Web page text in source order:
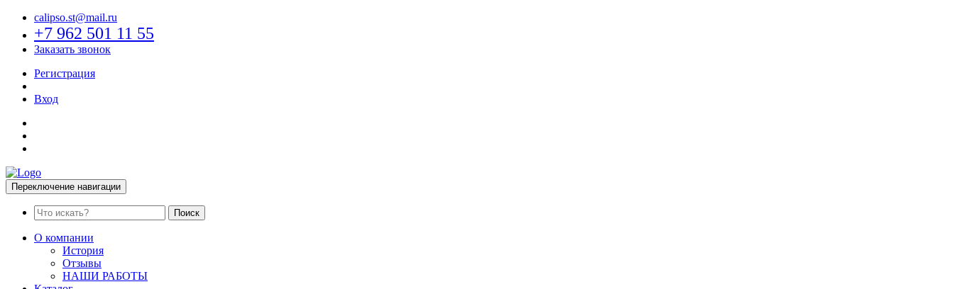
calipso.st@mail.ru
+7 962 501 11 55
Заказать звонок
Регистрация
Вход
Переключение навигации
Поиск
О компании
История
Отзывы
НАШИ РАБОТЫ